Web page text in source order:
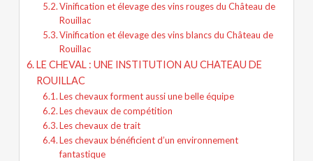
Vinification et élevage des vins rouges du Château de
Rouillac
Vinification et élevage des vins blancs du Château de
Rouillac
LE CHEVAL : UNE INSTITUTION AU CHATEAU DE
ROUILLAC
Les chevaux forment aussi une belle équipe
Les chevaux de compétition
Les chevaux de trait
Les chevaux bénéficient d’un environnement
fantastique